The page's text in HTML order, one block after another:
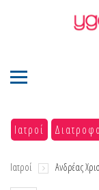
Ιατροί
Ιατροί Ανδρέας